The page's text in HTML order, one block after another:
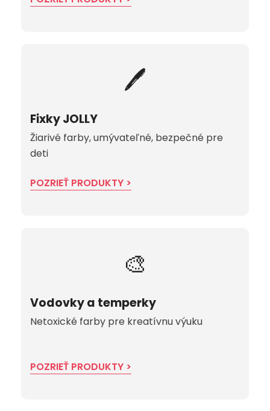
🖊️
Fixky JOLLY
Žiarivé farby, umývateľné, bezpečné pre
deti
POZRIEŤ PRODUKTY >
🎨
Vodovky a temperky
Netoxické farby pre kreatívnu výuku
POZRIEŤ PRODUKTY >